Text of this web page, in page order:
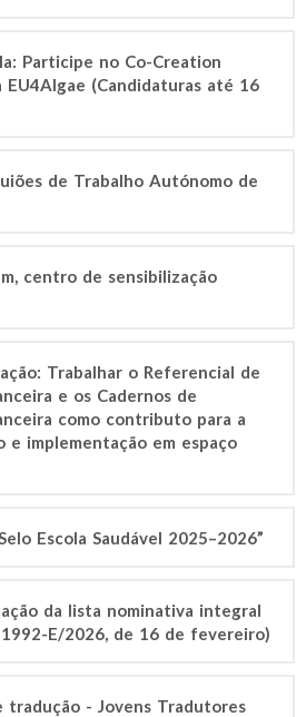
Participe no Co-Creation
EU4Algae (Candidaturas até 16
de Trabalho Autónomo de
centro de sensibilização
Trabalhar o Referencial de
e os Cadernos de
como contributo para a
e implementação em espaço
Escola Saudável 2025–2026”
da lista nominativa integral
1992-E/2026, de 16 de fevereiro)
tradução - Jovens Tradutores